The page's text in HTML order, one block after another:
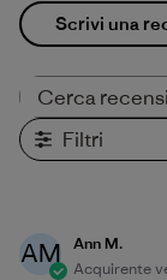
Scrivi una
Filtri
AM
Ann M.
Acquirente